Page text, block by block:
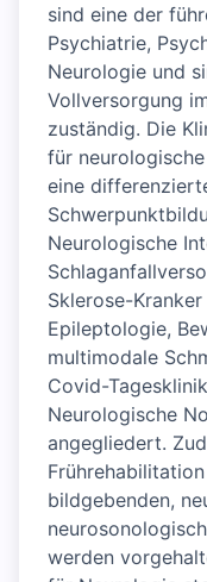
sind eine der
Psychiatrie,
Neurologie und
Vollversorgung
zuständig. Die
für
eine
Neurologische
Sklerose-
Epileptologie,
multimodale
Covid-
Neurologische
angegliedert.
bildgebenden,
werden